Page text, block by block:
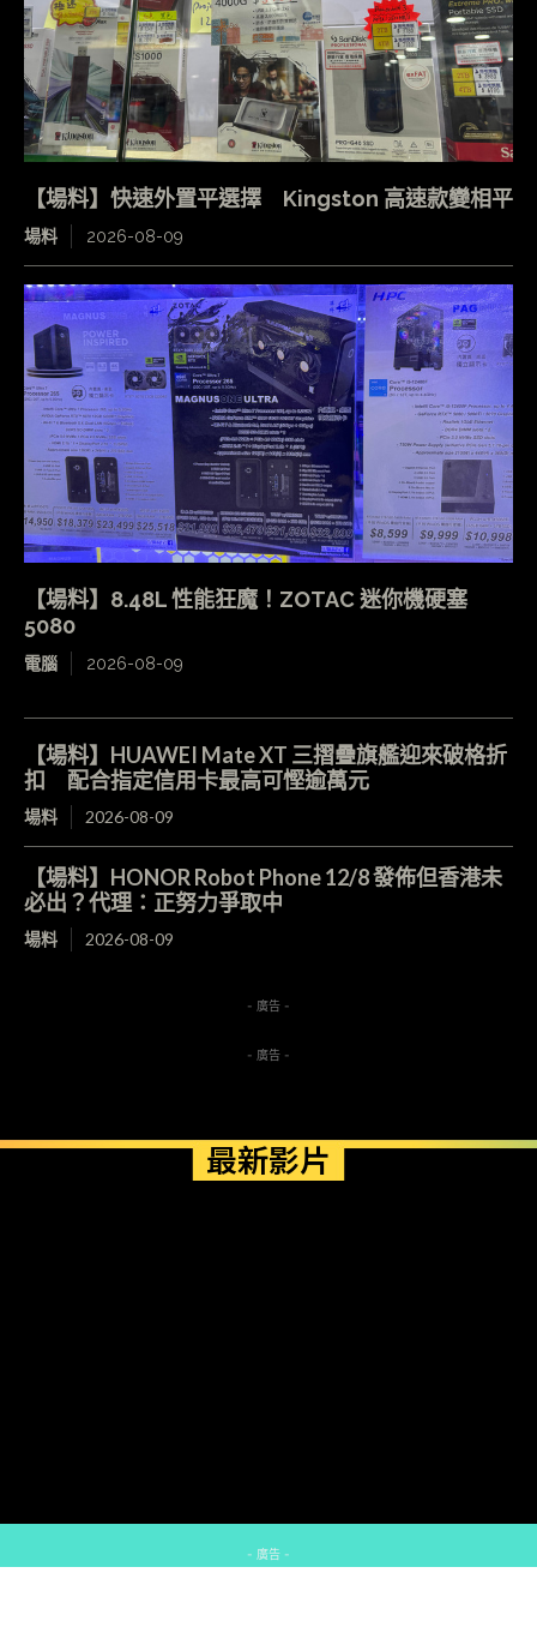
【場料】快速外置平選擇 Kingston 高速款變相平
場料 2026-08-09
【場料】8.48L 性能狂魔！ZOTAC 迷你機硬塞
5080
電腦 2026-08-09
【場料】HUAWEI Mate XT 三摺疊旗艦迎來破格折
扣 配合指定信用卡最高可慳逾萬元
場料 2026-08-09
【場料】HONOR Robot Phone 12/8 發佈但香港未
必出？代理：正努力爭取中
場料 2026-08-09
- 廣告 -
- 廣告 -
最新影片
- 廣告 -